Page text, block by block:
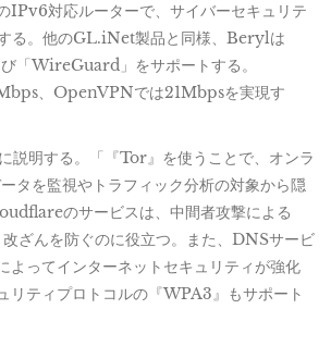
対応ルーターで、サイバーセキュリテ
る。他のGL.iNet製品と同様、Berylは
「WireGuard」をサポートする。
、OpenVPNでは21Mbpsを実現す
説明する。「『Tor』を使うことで、オンラ
タを監視やトラフィック分析の対象から隠
のサービスは、中間者攻撃による
ざんを防ぐのに役立つ。また、DNSサービ
ってインターネットセキュリティが強化
リティプロトコルの『WPA3』もサポート